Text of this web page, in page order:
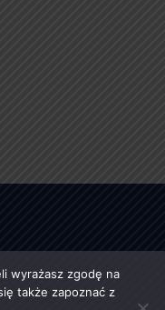
wyrażasz zgodę na
także zapoznać z